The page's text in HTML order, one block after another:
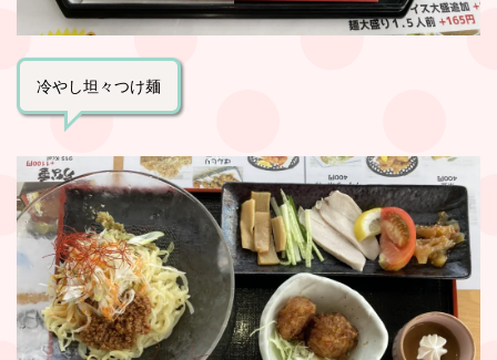
冷やし坦々つけ麺